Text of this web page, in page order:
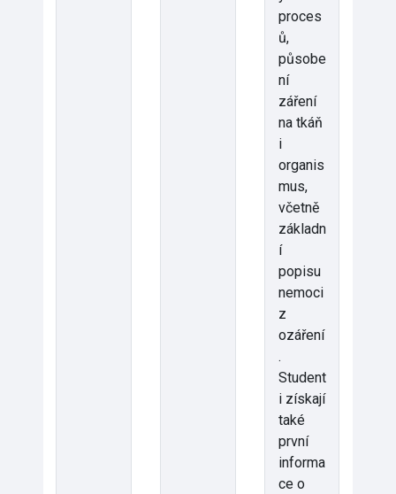
proces
ů,
působe
ní
záření
na tkáň
i
organis
mus,
včetně
základn
í
popisu
nemoci
z
ozáření
.
Student
i získají
také
první
informa
ce o